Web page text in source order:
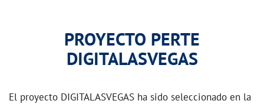
PROYECTO PERTE
DIGITALASVEGAS
El proyecto DIGITALASVEGAS ha sido seleccionado en la